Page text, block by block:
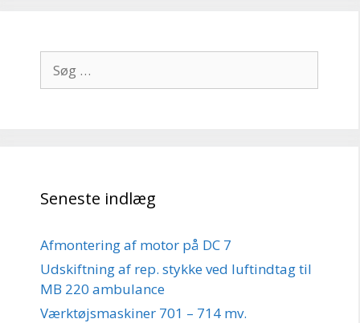
efter:
Seneste indlæg
Afmontering af motor på DC 7
Udskiftning af rep. stykke ved luftindtag til
MB 220 ambulance
Værktøjsmaskiner 701 – 714 mv.